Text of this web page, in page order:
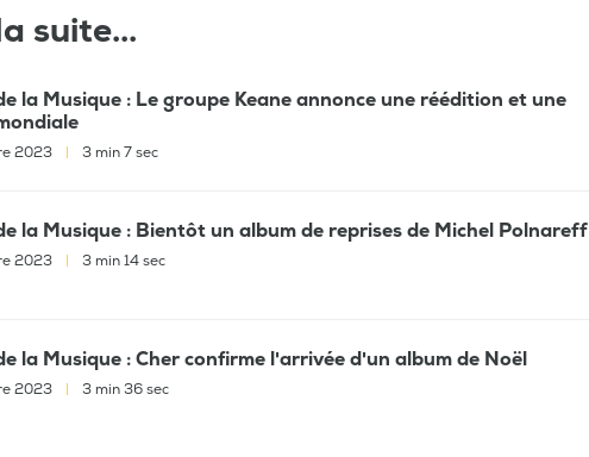
suite...
la Musique : Le groupe Keane annonce une réédition et une
2023 3 min 7 sec
la Musique : Bientôt un album de reprises de Michel Polnareff
2023 3 min 14 sec
la Musique : Cher confirme l'arrivée d'un album de Noël
2023 3 min 36 sec